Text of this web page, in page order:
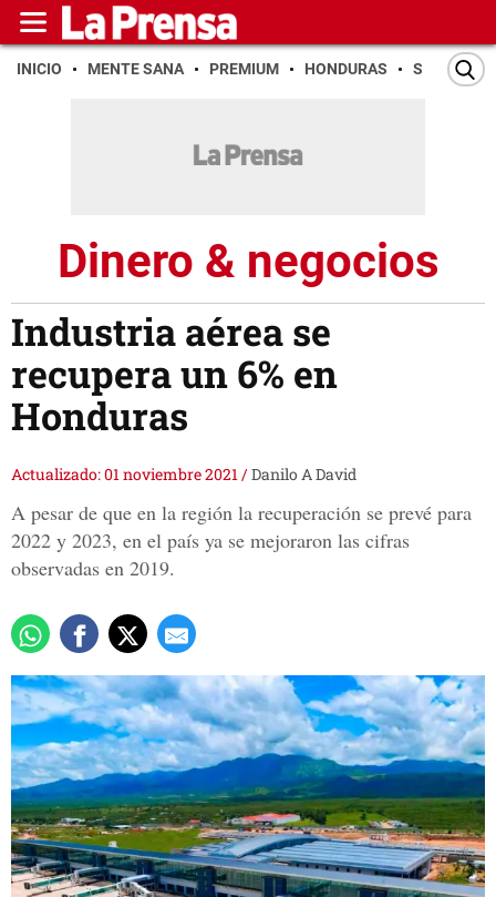
INICIO MENTE SANA PREMIUM HONDURAS SAN PEDRO
Dinero & negocios
Industria aérea se
recupera un 6% en
Honduras
Actualizado: 01 noviembre 2021/Danilo A David
A pesar de que en la región la recuperación se prevé para
2022 y 2023, en el país ya se mejoraron las cifras
observadas en 2019.